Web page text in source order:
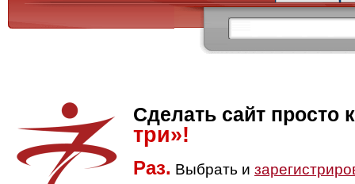
Сделать сайт просто
три»!
Раз. Выбрать и